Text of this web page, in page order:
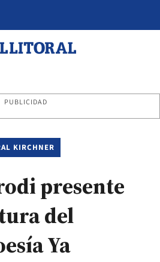
PUBLICIDAD
KIRCHNER
presente
del
Ya